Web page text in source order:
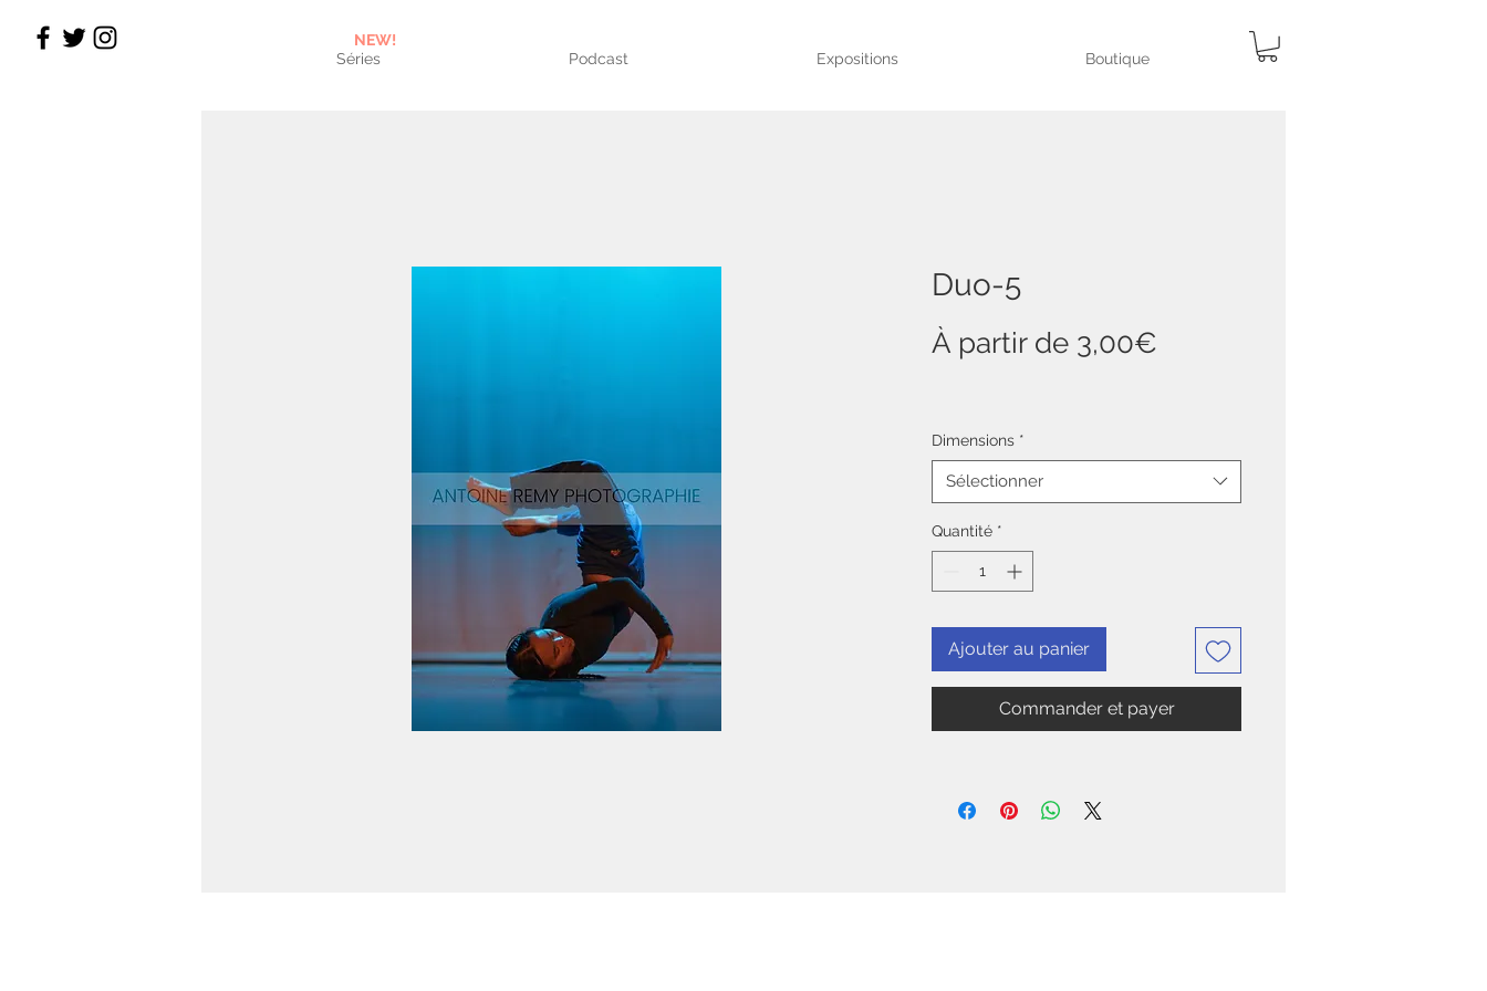
Séries Podcast Expositions Boutique
NEW!
Duo-5
À partir de 3,00€
Dimensions *
Sélectionner
Quantité *
Ajouter au panier
Commander et payer